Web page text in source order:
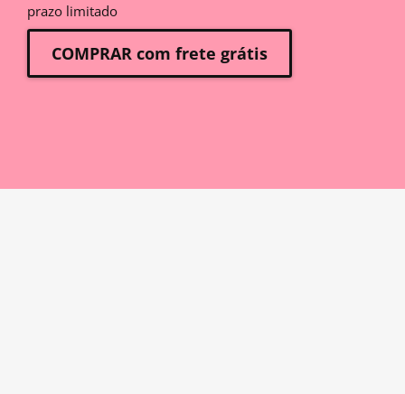
prazo limitado
COMPRAR com frete grátis